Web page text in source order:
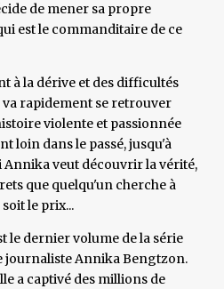
de mener sa propre
est le commanditaire de ce
à la dérive et des difficultés
rapidement se retrouver
violente et passionnée
loin dans le passé, jusqu'à
Annika veut découvrir la vérité,
que quelqu'un cherche à
le prix...
le dernier volume de la série
journaliste Annika Bengtzon.
a captivé des millions de